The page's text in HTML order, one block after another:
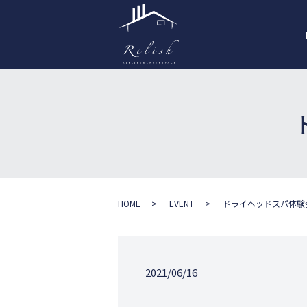
HOME EVENT ドライヘッドスパ体
2021/06/16